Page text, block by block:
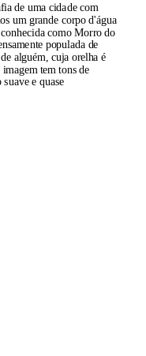
de uma cidade com
um grande corpo d'água
como Morro do
populada de
alguém, cuja orelha é
tem tons de
e quase